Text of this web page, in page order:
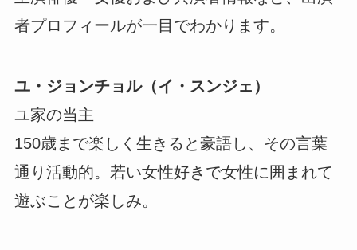
者プロフィールが一目でわかります。
ユ・ジョンチョル（イ・スンジェ）
ユ家の当主
150歳まで楽しく生きると豪語し、その言葉
通り活動的。若い女性好きで女性に囲まれて
遊ぶことが楽しみ。